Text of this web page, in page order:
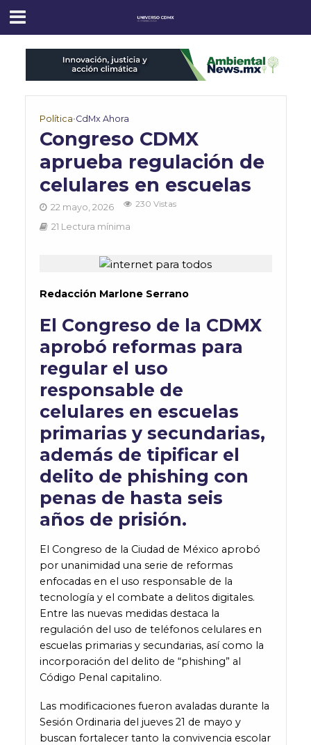
Política•CdMx Ahora
Congreso CDMX
aprueba regulación de
celulares en escuelas
22 mayo, 2026 230 Vistas
21 Lectura mínima
Redacción Marlone Serrano
El Congreso de la CDMX
aprobó reformas para
regular el uso
responsable de
celulares en escuelas
primarias y secundarias,
además de tipificar el
delito de phishing con
penas de hasta seis
años de prisión.
El Congreso de la Ciudad de México aprobó
por unanimidad una serie de reformas
enfocadas en el uso responsable de la
tecnología y el combate a delitos digitales.
Entre las nuevas medidas destaca la
regulación del uso de teléfonos celulares en
escuelas primarias y secundarias, así como la
incorporación del delito de “phishing” al
Código Penal capitalino.
Las modificaciones fueron avaladas durante la
Sesión Ordinaria del jueves 21 de mayo y
buscan fortalecer tanto la convivencia escolar